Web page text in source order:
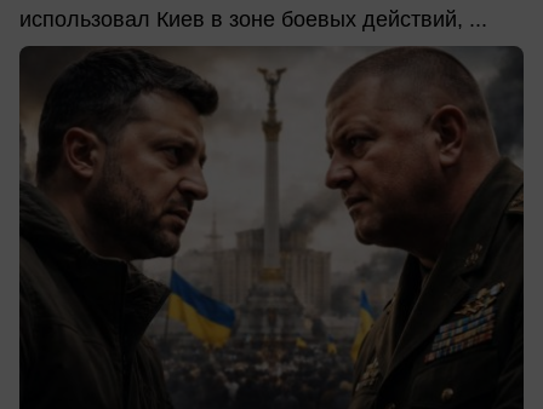
использовал Киев в зоне боевых действий, ...